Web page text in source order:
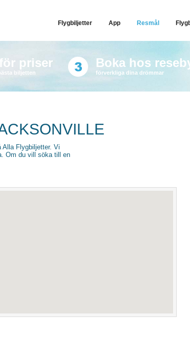
Flygbiljetter App Resmål
priser
biljetten
Boka hos
förverkliga dina drömmar
Flygbiljetter. Vi
Om du vill söka till en